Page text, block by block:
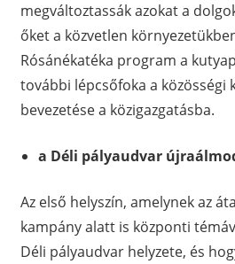
megváltoztassák azokat a
őket a közvetlen
Rósánékatéka program a
további lépcsőfoka a közösségi
bevezetése a közigazgatásba.
a Déli pályaudvar
Az első helyszín, amelynek az
kampány alatt is központi
Déli pályaudvar helyzete, és